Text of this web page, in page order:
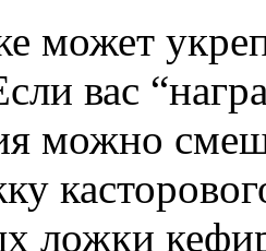
может
вас
можно
ложки